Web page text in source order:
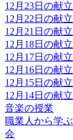
12月23日の献立
12月22日の献立
12月21日の献立
12月18日の献立
12月17日の献立
12月16日の献立
12月15日の献立
12月14日の献立
音楽の授業
職業人から学ぶ
会